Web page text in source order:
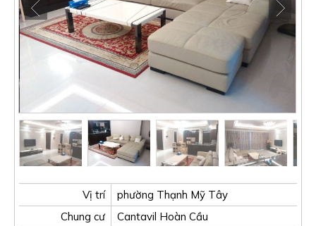
Vị trí
phường Thạnh Mỹ Tây
Chung cư
Cantavil Hoàn Cầu